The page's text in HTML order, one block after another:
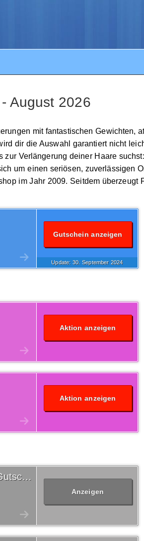
August 2026
mit fantastischen Gewichten,
dir die Auswahl garantiert nicht
Verlängerung deiner Haare
um einen seriösen, zuverlässigen
im Jahr 2009. Seitdem überzeugt
Gutschein anzeigen
Update: 30.September2024
Aktion anzeigen
Aktion anzeigen
Versandkostenfrei Foxy Locks Gutschein
Anzeigen